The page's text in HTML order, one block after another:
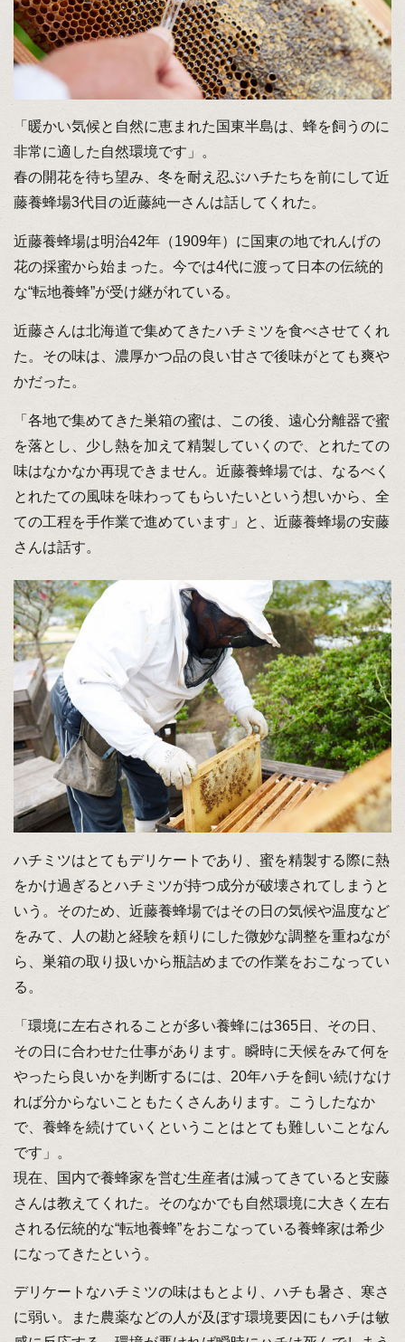
「暖かい気候と自然に恵まれた国東半島は、蜂を飼うのに
非常に適した自然環境です」。
春の開花を待ち望み、冬を耐え忍ぶハチたちを前にして近
藤養蜂場3代目の近藤純一さんは話してくれた。
近藤養蜂場は明治42年（1909年）に国東の地でれんげの
花の採蜜から始まった。今では4代に渡って日本の伝統的
な“転地養蜂”が受け継がれている。
近藤さんは北海道で集めてきたハチミツを食べさせてくれ
た。その味は、濃厚かつ品の良い甘さで後味がとても爽や
かだった。
「各地で集めてきた巣箱の蜜は、この後、遠心分離器で蜜
を落とし、少し熱を加えて精製していくので、とれたての
味はなかなか再現できません。近藤養蜂場では、なるべく
とれたての風味を味わってもらいたいという想いから、全
ての工程を手作業で進めています」と、近藤養蜂場の安藤
さんは話す。
ハチミツはとてもデリケートであり、蜜を精製する際に熱
をかけ過ぎるとハチミツが持つ成分が破壊されてしまうと
いう。そのため、近藤養蜂場ではその日の気候や温度など
をみて、人の勘と経験を頼りにした微妙な調整を重ねなが
ら、巣箱の取り扱いから瓶詰めまでの作業をおこなってい
る。
「環境に左右されることが多い養蜂には365日、その日、
その日に合わせた仕事があります。瞬時に天候をみて何を
やったら良いかを判断するには、20年ハチを飼い続けなけ
れば分からないこともたくさんあります。こうしたなか
で、養蜂を続けていくということはとても難しいことなん
です」。
現在、国内で養蜂家を営む生産者は減ってきていると安藤
さんは教えてくれた。そのなかでも自然環境に大きく左右
される伝統的な“転地養蜂”をおこなっている養蜂家は希少
になってきたという。
デリケートなハチミツの味はもとより、ハチも暑さ、寒さ
に弱い。また農薬などの人が及ぼす環境要因にもハチは敏